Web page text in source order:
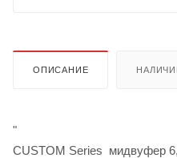
ОПИСАНИЕ
"
CUSTOM Series мидвуфер